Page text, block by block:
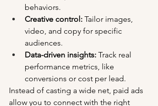
behaviors.
Creative control: Tailor images,
video, and copy for specific
audiences.
Data-driven insights: Track real
performance metrics, like
conversions or cost per lead.
Instead of casting a wide net, paid ads
allow you to connect with the right